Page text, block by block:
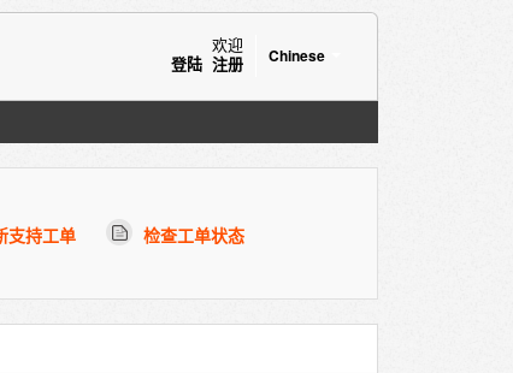
Chinese
欢迎
登陆 注册
支持工单 检查工单状态